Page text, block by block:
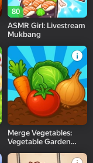
80
ASMR Girl: Livestream
Mukbang
Merge Vegetables:
Vegetable Garden